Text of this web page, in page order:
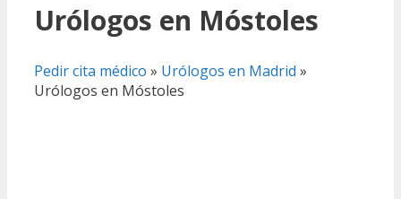
Urólogos en Móstoles
Pedir cita médico » Urólogos en Madrid »
Urólogos en Móstoles